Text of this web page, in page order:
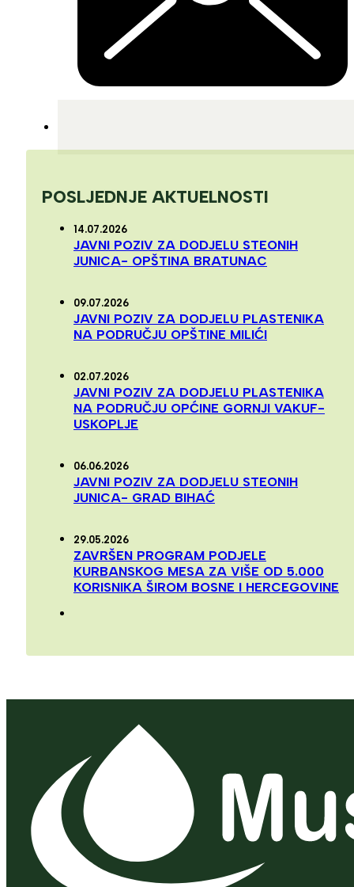
POSLJEDNJE AKTUELNOSTI
14.07.2026
JAVNI POZIV ZA DODJELU STEONIH
JUNICA- OPŠTINA BRATUNAC
09.07.2026
JAVNI POZIV ZA DODJELU PLASTENIKA
NA PODRUČJU OPŠTINE MILIĆI
02.07.2026
JAVNI POZIV ZA DODJELU PLASTENIKA
NA PODRUČJU OPĆINE GORNJI VAKUF-
USKOPLJE
06.06.2026
JAVNI POZIV ZA DODJELU STEONIH
JUNICA- GRAD BIHAĆ
29.05.2026
ZAVRŠEN PROGRAM PODJELE
KURBANSKOG MESA ZA VIŠE OD 5.000
KORISNIKA ŠIROM BOSNE I HERCEGOVINE